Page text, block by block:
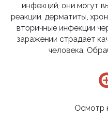
инфекций, они могут
реакции, дерматиты,
вторичные инфекции
заражении страдает
человека.
Осмотр